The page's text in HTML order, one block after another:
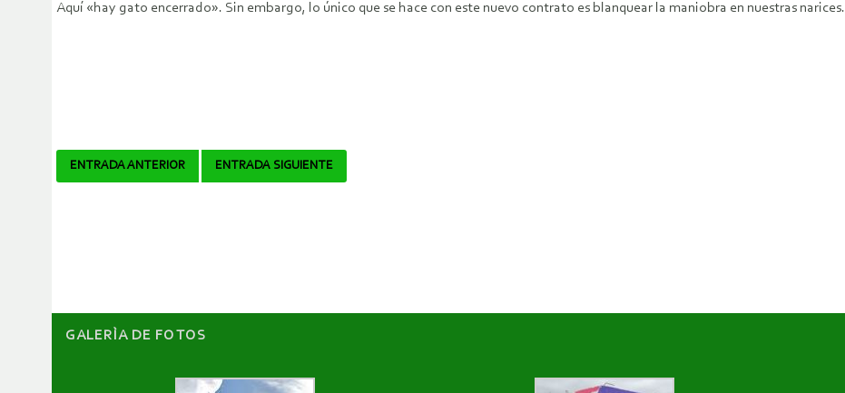
Aquí «hay gato encerrado». Sin embargo, lo único que se hace con este nuevo contrato es blanquear la maniobra en nuestras narices.
Navegador
ENTRADA ANTERIOR ENTRADA SIGUIENTE
GALERÌA DE FOTOS